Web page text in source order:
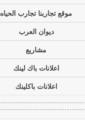
موقع تجاربنا تجارب الحياه
ديوان العرب
مشاريع
اعلانات باك لينك
اعلانات باكلينك